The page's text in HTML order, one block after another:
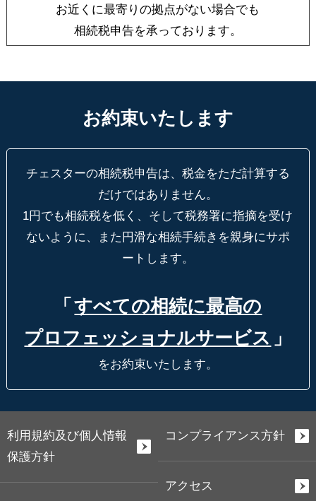
お近くに最寄りの拠点がない場合でも
相続税申告を承っております。
お約束いたします
チェスターの相続税申告は、税金をただ計算する
だけではありません。
1円でも相続税を低く、そして税務署に指摘を受け
ないように、
また円滑な相続手続きを親身にサポ
ートします。
「 すべての相続に最高の
プロフェッショナルサービス 」
をお約束いたします。
利用規約及び個人情報
保護方針
コンプライアンス方針
アクセス